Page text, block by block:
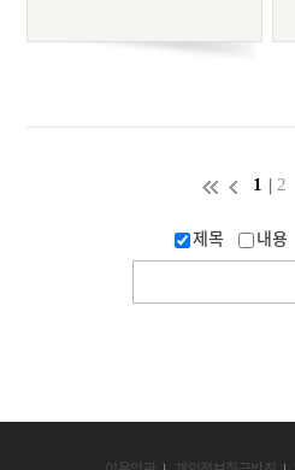
1 | 2
제목 내용